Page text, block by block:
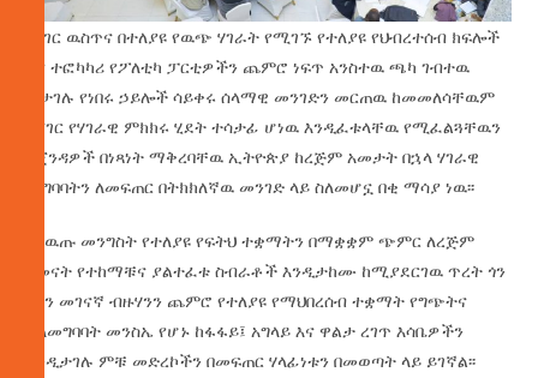
በሃገር ዉስጥና በተለያዩ የዉጭ ሃገራት የሚገኙ የተለያዩ የህብረተሰብ ክፍሎች
እና ተፎካካሪ የፖለቲካ ፓርቲዎችን ጨምሮ ነፍጥ አንስተዉ ጫካ ገብተዉ
ሲታገሉ የነበሩ ኃይሎች ሳይቀሩ ሰላማዊ መንገድን መርጠዉ ከመመለሳቸዉም
ባሻገር የሃገራዊ ምክክሩ ሂደት ተሳታፊ ሆነዉ እንዲፈቱላቸዉ የሚፈልጓቸዉን
አጀንዳዎች በነጻነት ማቅረባቸዉ ኢትዮጵያ ከረጅም አመታት በኋላ ሃገራዊ
መግባባትን ለመፍጠር በትክክለኛዉ መንገድ ላይ ስለመሆኗ በቂ ማሳያ ነዉ፡፡
የለዉጡ መንግስት የተለያዩ የፍትህ ተቋማትን በማቋቋም ጭምር ለረጅም
ዘመናት የተከማቹና ያልተፈቱ ስብራቶች እንዲታከሙ ከሚያደርገዉ ጥረት ጎን
ለጎን መገናኛ ብዙሃንን ጨምሮ የተለያዩ የማህበረሰብ ተቋማት የግጭትና
ያለመግባባት መንስኤ የሆኑ ከፋፋይ፤ አግላይ እና ዋልታ ረገጥ እሳቤዎችን
እንዲታገሉ ምቹ መድረኮችን በመፍጠር ሃላፊነቱን በመወጣት ላይ ይገኛል፡፡